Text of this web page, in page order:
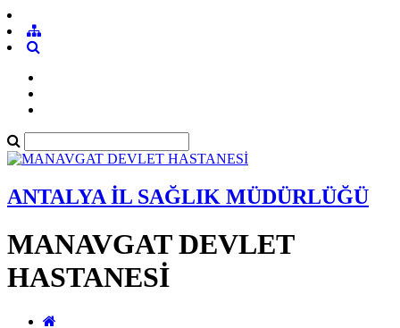
ANTALYA İL SAĞLIK MÜDÜRLÜĞÜ
MANAVGAT DEVLET
HASTANESİ